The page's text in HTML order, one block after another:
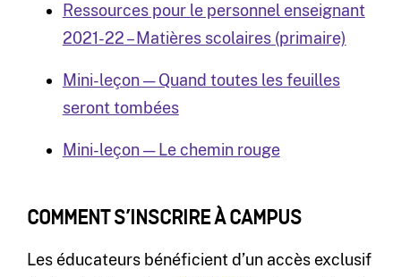
Ressources pour le personnel enseignant
2021-22 – Matières scolaires (primaire)
Mini-leçon — Quand toutes les feuilles
seront tombées
Mini-leçon — Le chemin rouge
COMMENT S’INSCRIRE À CAMPUS
Les éducateurs bénéficient d’un accès exclusif